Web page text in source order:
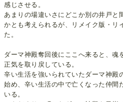
感じさせる。
あまりの場違いさにどこか別の井戸と
かとも考えられるが、リメイク版・リ
た。
ダーマ神殿奪回後にここへ来ると、魂
正気を取り戻している。
辛い生活を強いられていたダーマ神殿
始め、辛い生活の中で亡くなった仲間
いる。